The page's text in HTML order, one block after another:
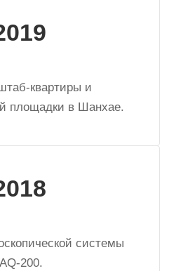
квартиры и
площадки в Шанхае.
системы
200.